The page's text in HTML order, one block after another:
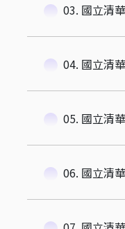
03. 國立清
04. 國立清
05. 國立清
06. 國立清